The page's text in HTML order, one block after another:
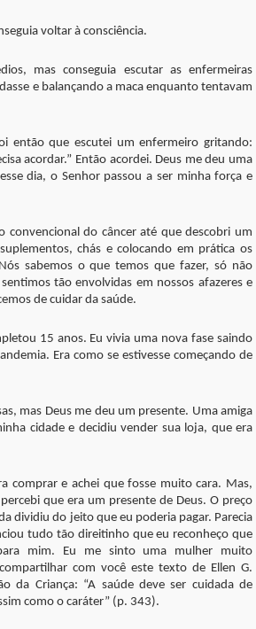
voltar à consciência.
mas conseguia escutar as enfermeiras
e balançando a maca enquanto tentavam
então que escutei um enfermeiro gritando:
acordar.” Então acordei. Deus me deu uma
dia, o Senhor passou a ser minha força e
convencional do câncer até que descobri um
chás e colocando em prática os
sabemos o que temos que fazer, só não
tão envolvidas em nossos afazeres e
de cuidar da saúde.
15 anos. Eu vivia uma nova fase saindo
Era como se estivesse começando de
mas Deus me deu um presente. Uma amiga
cidade e decidiu vender sua loja, que era
comprar e achei que fosse muito cara. Mas,
que era um presente de Deus. O preço
dividiu do jeito que eu poderia pagar. Parecia
tudo tão direitinho que eu reconheço que
mim. Eu me sinto uma mulher muito
com você este texto de Ellen G.
da Criança: “A saúde deve ser cuidada de
como o caráter” (p. 343).